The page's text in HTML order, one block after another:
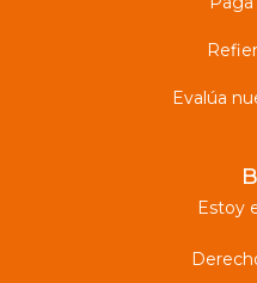
Evalúa
Estoy